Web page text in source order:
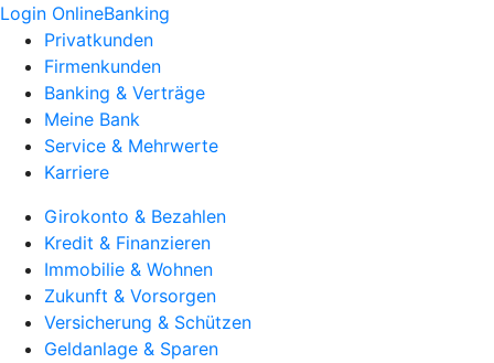
Login OnlineBanking
Privatkunden
Firmenkunden
Banking & Verträge
Meine Bank
Service & Mehrwerte
Karriere
Girokonto & Bezahlen
Kredit & Finanzieren
Immobilie & Wohnen
Zukunft & Vorsorgen
Versicherung & Schützen
Geldanlage & Sparen